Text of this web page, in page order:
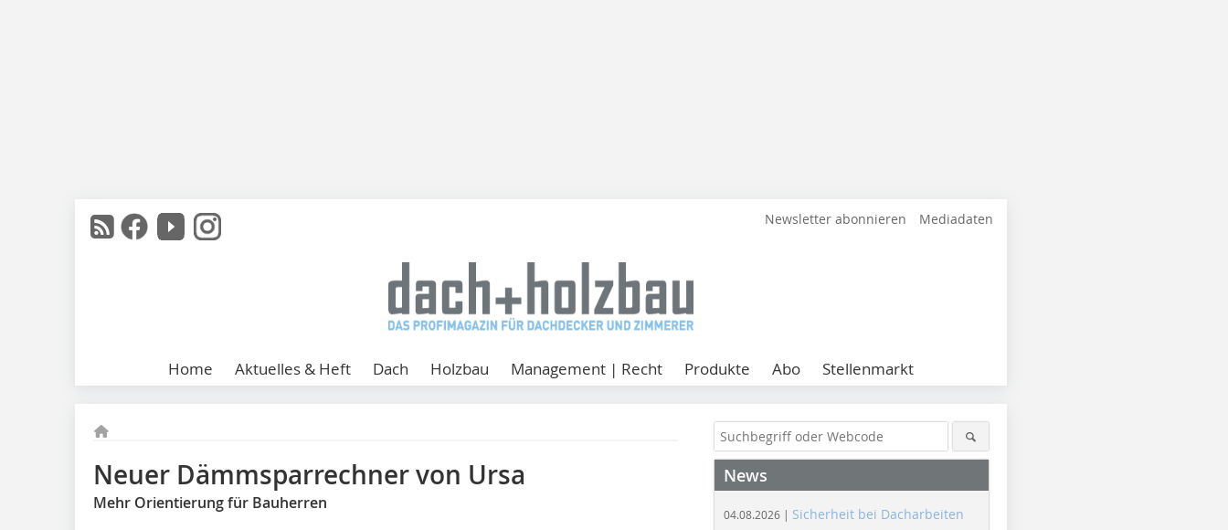
Newsletter abonnieren Mediadaten
Home Aktuelles & Heft Dach Holzbau Management | Recht Produkte Abo Stellenmarkt
Neuer Dämmsparrechner von Ursa
Mehr Orientierung für Bauherren
News
04.08.2026 | Sicherheit bei Dacharbeiten